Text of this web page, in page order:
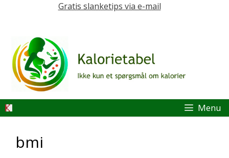
Gratis slanketips via e-mail
Menu
bmi